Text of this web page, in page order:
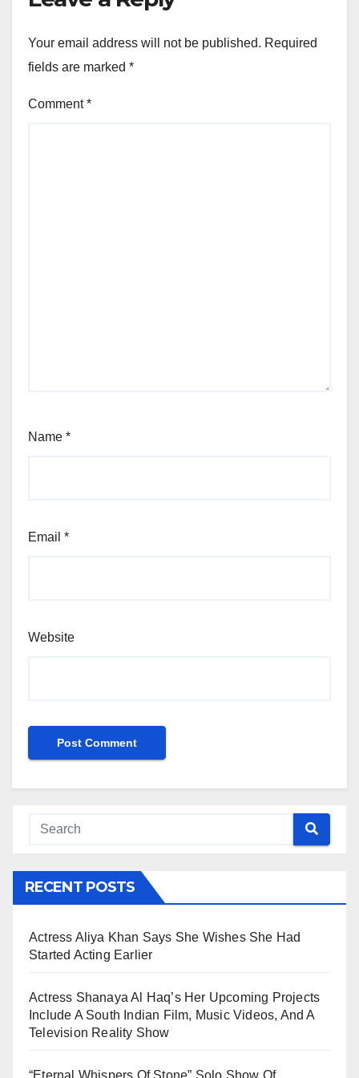
Your email address will not be published. Required
fields are marked *
Comment*
Name *
Email *
Website
RECENT POSTS
Actress Aliya Khan Says She Wishes She Had
Started Acting Earlier
Actress Shanaya Al Haq’s Her Upcoming Projects
Include A South Indian Film, Music Videos, And A
Television Reality Show
“Eternal Whispers Of Stone” Solo Show Of